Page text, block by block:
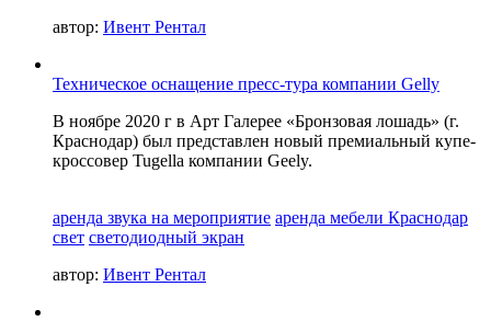
автор: Ивент Рентал
Техническое оснащение пресс-тура компании Gelly
В ноябре 2020 г в Арт Галерее «Бронзовая лошадь» (г.
Краснодар) был представлен новый премиальный купе-
кроссовер Tugella компании Geely.
аренда звука на мероприятие аренда мебели Краснодар
свет светодиодный экран
автор: Ивент Рентал